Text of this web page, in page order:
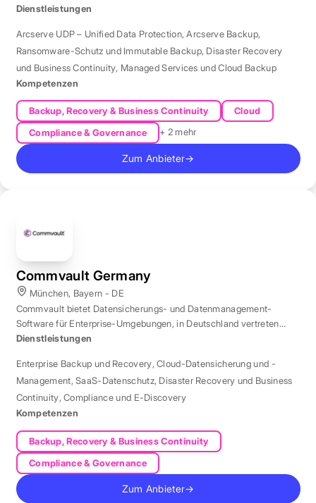
Dienstleistungen
Arcserve UDP – Unified Data Protection,Arcserve Backup,
Ransomware-Schutz und Immutable Backup, Disaster Recovery
und Business Continuity, Managed Services und Cloud Backup
Kompetenzen
Backup, Recovery & Business Continuity
Cloud
Compliance & Governance
+ 2 mehr
Zum Anbieter→
Commvault Germany
München, Bayern - DE
Commvault bietet Datensicherungs- und Datenmanagement-
Software für Enterprise-Umgebungen, in Deutschland vertreten
durch eine Niederlassung in München.
Dienstleistungen
Enterprise Backup und Recovery,Cloud-Datensicherung und -
Management,SaaS-Datenschutz, Disaster Recovery und Business
Continuity,Compliance und E-Discovery
Kompetenzen
Backup, Recovery & Business Continuity
Compliance & Governance
Zum Anbieter→